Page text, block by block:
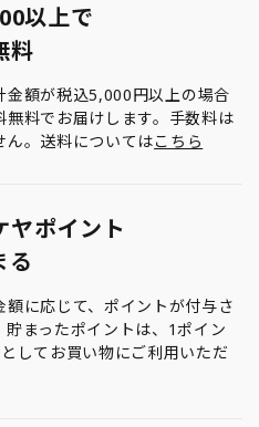
以上で
料
金額が税込5,000円以上の場合
無料でお届けします。手数料は
ん。送料についてはこちら
ヤポイント
る
額に応じて、ポイントが付与さ
貯まったポイントは、1ポイン
してお買い物にご利用いただ